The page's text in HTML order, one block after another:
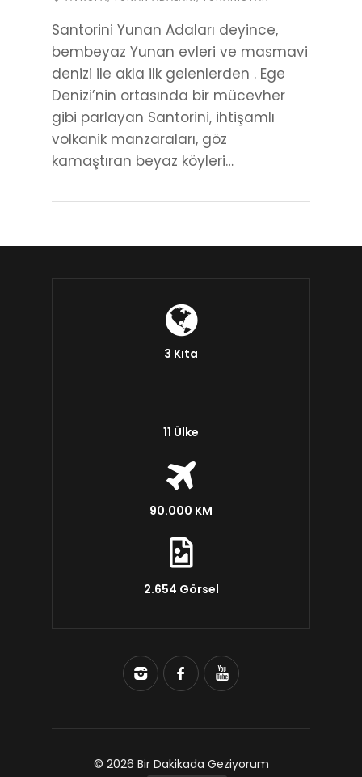
Santorini Yunan Adaları deyince,
bembeyaz Yunan evleri ve masmavi
denizi ile akla ilk gelenlerden . Ege
Denizi’nin ortasında bir mücevher
gibi parlayan Santorini, ihtişamlı
volkanik manzaraları, göz
kamaştıran beyaz köyleri…
3 Kıta
11 Ülke
90.000 KM
2.654 Görsel
© 2026 Bir Dakikada Geziyorum